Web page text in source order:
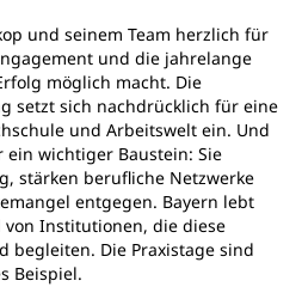
und seinem Team herzlich für
und die jahrelange
möglich macht. Die
setzt sich nachdrücklich für eine
und Arbeitswelt ein. Und
wichtiger Baustein: Sie
stärken berufliche Netzwerke
entgegen. Bayern lebt
von Institutionen, die diese
begleiten. Die Praxistage sind
Beispiel.